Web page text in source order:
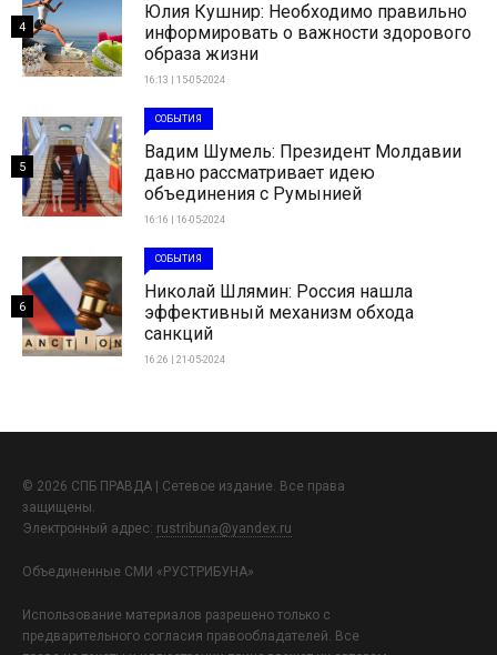
Юлия Кушнир: Необходимо правильно
информировать о важности здорового
образа жизни
16:13 | 15-05-2024
4
СОБЫТИЯ
Вадим Шумель: Президент Молдавии
давно рассматривает идею
объединения с Румынией
16:16 | 16-05-2024
5
СОБЫТИЯ
Николай Шлямин: Россия нашла
эффективный механизм обхода
санкций
16:26 | 21-05-2024
6
© 2026 СПБ ПРАВДА | Сетевое издание. Все права
защищены.
Электронный адрес: rustribuna@yandex.ru
Объединенные СМИ «РУСТРИБУНА»
Использование материалов разрешено только с
предварительного согласия правообладателей. Все